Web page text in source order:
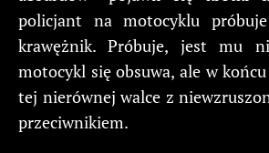
policjant na motocyklu
krawężnik. Próbuje, jest mu
motocykl się obsuwa, ale w
tej nierównej walce z
przeciwnikiem.